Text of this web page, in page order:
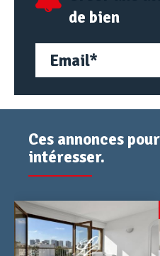
de bien
Ces annonces
intéresser.